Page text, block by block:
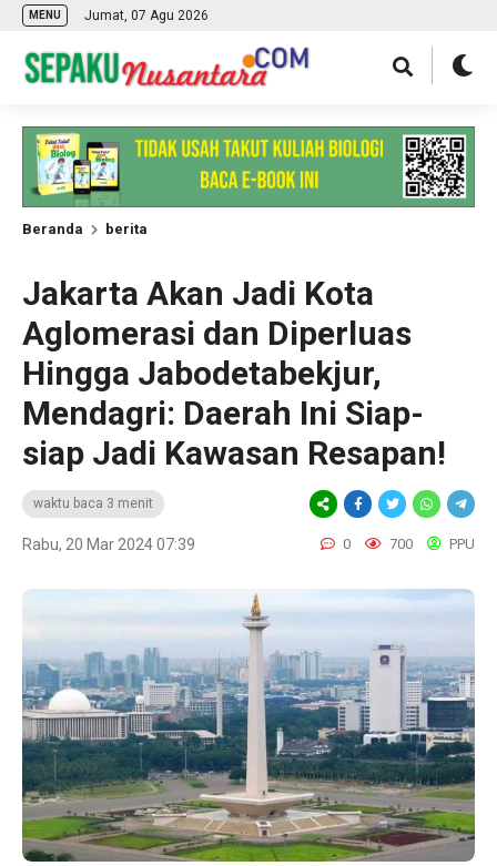
MENU Jumat, 07 Agu 2026
Beranda berita
Jakarta Akan Jadi Kota
Aglomerasi dan Diperluas
Hingga Jabodetabekjur,
Mendagri: Daerah Ini Siap-
siap Jadi Kawasan Resapan!
waktu baca 3 menit
Rabu, 20 Mar 2024 07:39 0 700 PPU